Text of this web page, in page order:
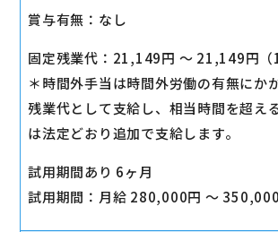
賞与有無：なし
固定残業代：21,149円 〜 21,149円（
＊時間外手当は時間外労働の有無にか
残業代として支給し、相当時間を超え
は法定どおり追加で支給します。
試用期間あり 6ヶ月
試用期間：月給 280,000円 〜